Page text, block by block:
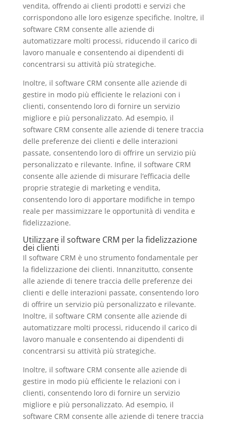
vendita, offrendo ai clienti prodotti e servizi che
corrispondono alle loro esigenze specifiche. Inoltre, il
software CRM consente alle aziende di
automatizzare molti processi, riducendo il carico di
lavoro manuale e consentendo ai dipendenti di
concentrarsi su attività più strategiche.
Inoltre, il software CRM consente alle aziende di
gestire in modo più efficiente le relazioni con i
clienti, consentendo loro di fornire un servizio
migliore e più personalizzato. Ad esempio, il
software CRM consente alle aziende di tenere traccia
delle preferenze dei clienti e delle interazioni
passate, consentendo loro di offrire un servizio più
personalizzato e rilevante. Infine, il software CRM
consente alle aziende di misurare l’efficacia delle
proprie strategie di marketing e vendita,
consentendo loro di apportare modifiche in tempo
reale per massimizzare le opportunità di vendita e
fidelizzazione.
Utilizzare il software CRM per la fidelizzazione
dei clienti
Il software CRM è uno strumento fondamentale per
la fidelizzazione dei clienti. Innanzitutto, consente
alle aziende di tenere traccia delle preferenze dei
clienti e delle interazioni passate, consentendo loro
di offrire un servizio più personalizzato e rilevante.
Inoltre, il software CRM consente alle aziende di
automatizzare molti processi, riducendo il carico di
lavoro manuale e consentendo ai dipendenti di
concentrarsi su attività più strategiche.
Inoltre, il software CRM consente alle aziende di
gestire in modo più efficiente le relazioni con i
clienti, consentendo loro di fornire un servizio
migliore e più personalizzato. Ad esempio, il
software CRM consente alle aziende di tenere traccia